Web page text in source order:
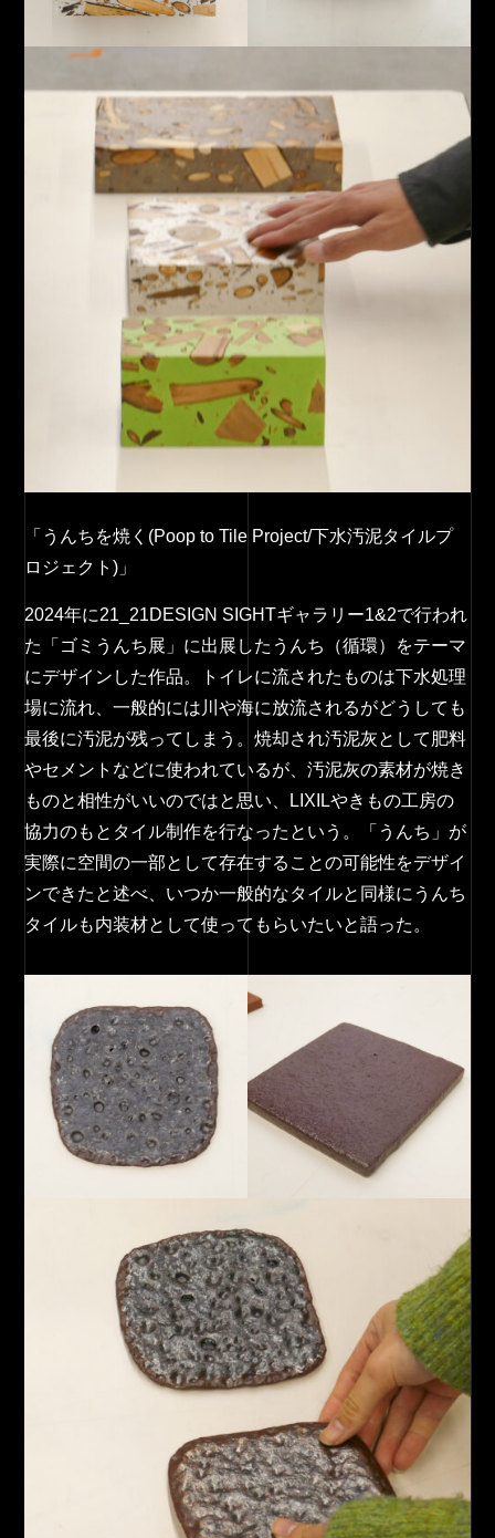
「うんちを焼く(Poop to Tile Project/下水汚泥タイルプ
ロジェクト)」
2024年に21_21DESIGN SIGHTギャラリー1&2で行われ
た「ゴミうんち展」に出展したうんち（循環）をテーマ
にデザインした作品。トイレに流されたものは下水処理
場に流れ、一般的には川や海に放流されるがどうしても
最後に汚泥が残ってしまう。焼却され汚泥灰として肥料
やセメントなどに使われているが、汚泥灰の素材が焼き
ものと相性がいいのではと思い、LIXILやきもの工房の
協力のもとタイル制作を行なったという。「うんち」が
実際に空間の一部として存在することの可能性をデザイ
ンできたと述べ、いつか一般的なタイルと同様にうんち
タイルも内装材として使ってもらいたいと語った。